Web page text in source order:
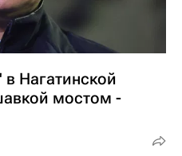
Нагатинской
мостом -